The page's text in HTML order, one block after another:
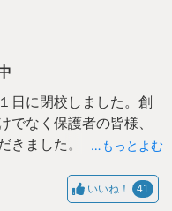
日に閉校しました。創
でなく保護者の皆様、
きました。どうもあり
対しても、温かいご支
…もっとよむ
いいね！ 41